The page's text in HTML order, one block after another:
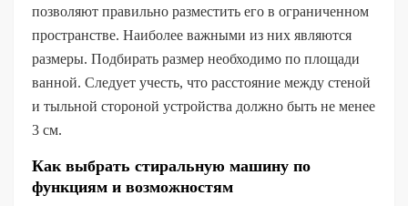
позволяют правильно разместить его в ограниченном
пространстве. Наиболее важными из них являются
размеры. Подбирать размер необходимо по площади
ванной. Следует учесть, что расстояние между стеной
и тыльной стороной устройства должно быть не менее
3 см.
Как выбрать стиральную машину по
функциям и возможностям